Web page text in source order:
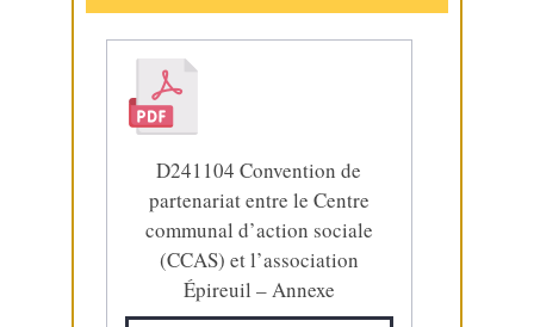
D241104 Convention de
partenariat entre le Centre
communal d’action sociale
(CCAS) et l’association
Épireuil – Annexe